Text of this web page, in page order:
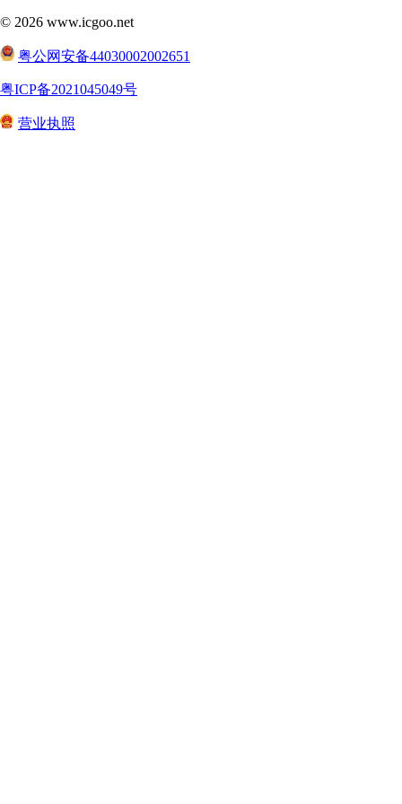
© 2026 www.icgoo.net
粤公网安备44030002002651
粤ICP备2021045049号
营业执照